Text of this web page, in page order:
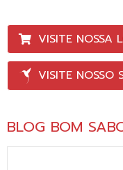
VISITE NOSSA
VISITE NOSSO
BLOG BOM